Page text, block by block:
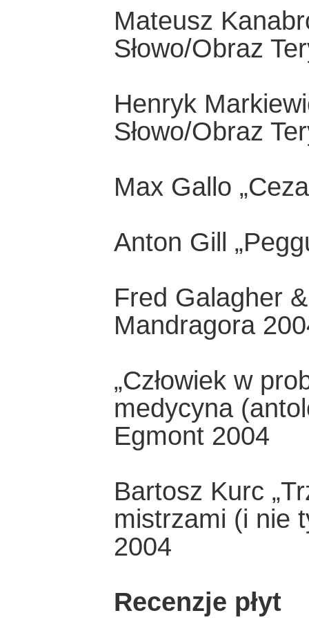
Mateusz
Słowo/Obraz
Henryk
Słowo/Obraz
Max Gallo
Anton Gill
Fred Galagher
Mandragora
„Człowiek w
medycyna
Egmont 2004
Bartosz Kurc
mistrzami (i nie
2004
Recenzje płyt